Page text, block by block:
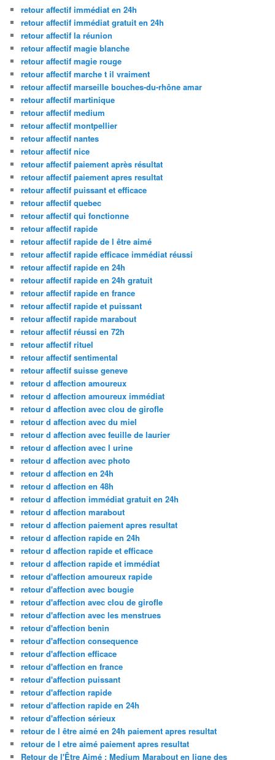
retour affectif immédiat en 24h
retour affectif immédiat gratuit en 24h
retour affectif la réunion
retour affectif magie blanche
retour affectif magie rouge
retour affectif marche t il vraiment
retour affectif marseille bouches-du-rhône amar
retour affectif martinique
retour affectif medium
retour affectif montpellier
retour affectif nantes
retour affectif nice
retour affectif paiement après résultat
retour affectif paiement apres resultat
retour affectif puissant et efficace
retour affectif quebec
retour affectif qui fonctionne
retour affectif rapide
retour affectif rapide de l être aimé
retour affectif rapide efficace immédiat réussi
retour affectif rapide en 24h
retour affectif rapide en 24h gratuit
retour affectif rapide en france
retour affectif rapide et puissant
retour affectif rapide marabout
retour affectif réussi en 72h
retour affectif rituel
retour affectif sentimental
retour affectif suisse geneve
retour d affection amoureux
retour d affection amoureux immédiat
retour d affection avec clou de girofle
retour d affection avec du miel
retour d affection avec feuille de laurier
retour d affection avec l urine
retour d affection avec photo
retour d affection en 24h
retour d affection en 48h
retour d affection immédiat gratuit en 24h
retour d affection marabout
retour d affection paiement apres resultat
retour d affection rapide en 24h
retour d affection rapide et efficace
retour d affection rapide et immédiat
retour d'affection amoureux rapide
retour d'affection avec bougie
retour d'affection avec clou de girofle
retour d'affection avec les menstrues
retour d'affection benin
retour d'affection consequence
retour d'affection efficace
retour d'affection en france
retour d'affection puissant
retour d'affection rapide
retour d'affection rapide en 24h
retour d'affection sérieux
retour de l être aimé en 24h paiement apres resultat
retour de l etre aimé paiement apres resultat
Retour de l'Être Aimé : Medium Marabout en ligne des